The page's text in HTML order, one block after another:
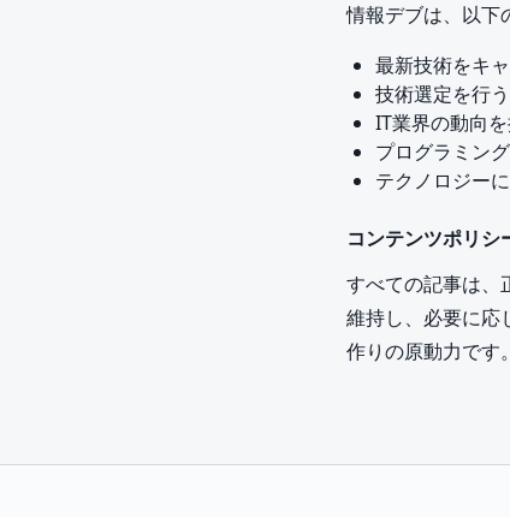
情報デブは、以下
最新技術をキ
技術選定を行
IT業界の動向
プログラミン
テクノロジー
コンテンツポリシ
すべての記事は、
維持し、必要に応
作りの原動力です。